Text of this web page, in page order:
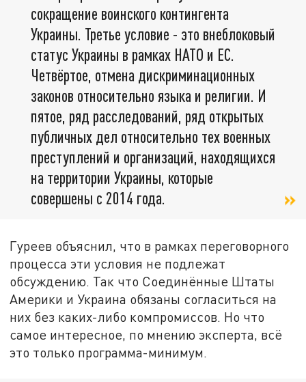
сокращение воинского контингента
Украины. Третье условие - это внеблоковый
статус Украины в рамках НАТО и ЕС.
Четвёртое, отмена дискриминационных
законов относительно языка и религии. И
пятое, ряд расследований, ряд открытых
публичных дел относительно тех военных
преступлений и организаций, находящихся
на территории Украины, которые
совершены с 2014 года.
Гуреев объяснил, что в рамках переговорного
процесса эти условия не подлежат
обсуждению. Так что Соединённые Штаты
Америки и Украина обязаны согласиться на
них без каких-либо компромиссов. Но что
самое интересное, по мнению эксперта, всё
это только программа-минимум.